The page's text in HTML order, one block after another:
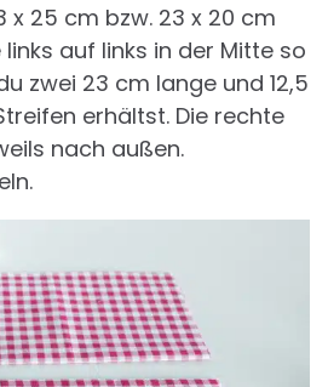
x 25 cm bzw. 23 x 20 cm
auf links in der Mitte so
zwei 23 cm lange und 12,5
erhältst. Die rechte
nach außen.